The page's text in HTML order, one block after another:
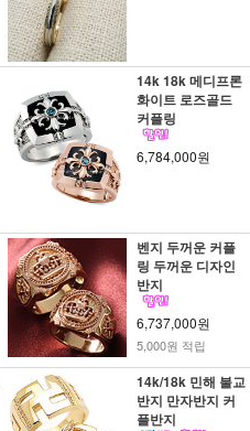
14k 18k 메디프론
화이트 로즈골드
커플링
6,784,000원
벤지 두꺼운 커플
링 두꺼운 디자인
반지
6,737,000원
5,000원 적립
14k/18k 민해 불교
반지 만자반지 커
플반지